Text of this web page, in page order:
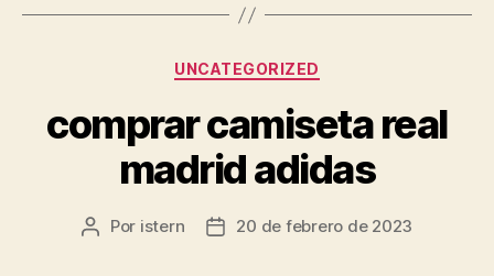
Categorías
UNCATEGORIZED
comprar camiseta real
madrid adidas
Autor
Por istern
Fecha20 de febrero de 2023